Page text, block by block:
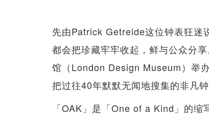
先由Patrick Getreide这位钟表狂迷
都会把珍藏牢牢收起，鲜与公众分
馆（London Design Museum）举
把过往40年默默无闻地搜集的非凡
「OAK」是「One of a Kind」的